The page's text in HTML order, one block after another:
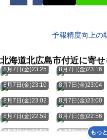
予報精度向上の
北海道北広島市付近に寄
8月7日(金)23:25 8月7日(金)23:16
8月7日(金)23:10 8月7日(金)23:04
8月7日(金)23:02 8月7日(金)23:00
8月7日(金)22:59 8月7日(金)22:56
8月7日(金)22:52 8月7日(金)22:51
もっ